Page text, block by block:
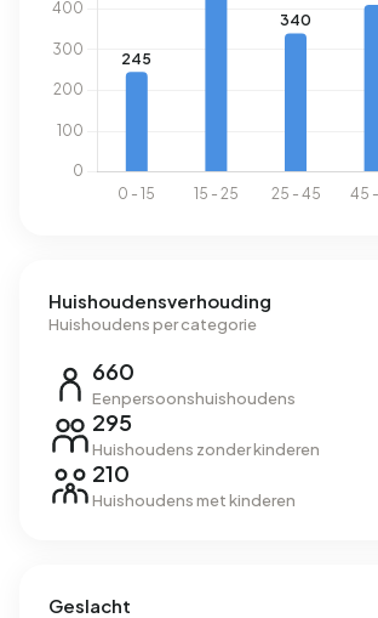
perceeloppervlak is dat €15 per maand.
energielabel. De meest voorkomende
F (16%) en A (14%). Gemiddeld verbruikt
Biesland 2.480 kWh aan elektriciteit per
boven het landelijke gemiddelde van
Huishoudensverhouding
Huishoudens per categorie
660
Eenpersoonshuishoudens
295
Huishoudens zonder kinderen
210
Huishoudens met kinderen
Geslacht